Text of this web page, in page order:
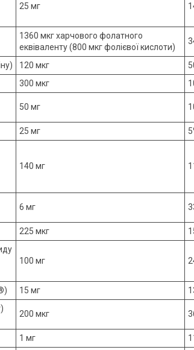
25 мг
1360 мкг харчового фолатного
еквіваленту (800 мкг фолієвої кислоти)
120 мкг
300 мкг
50 мг
25 мг
140 мг
6 мг
225 мкг
100 мг
15 мг
200 мкг
1 мг